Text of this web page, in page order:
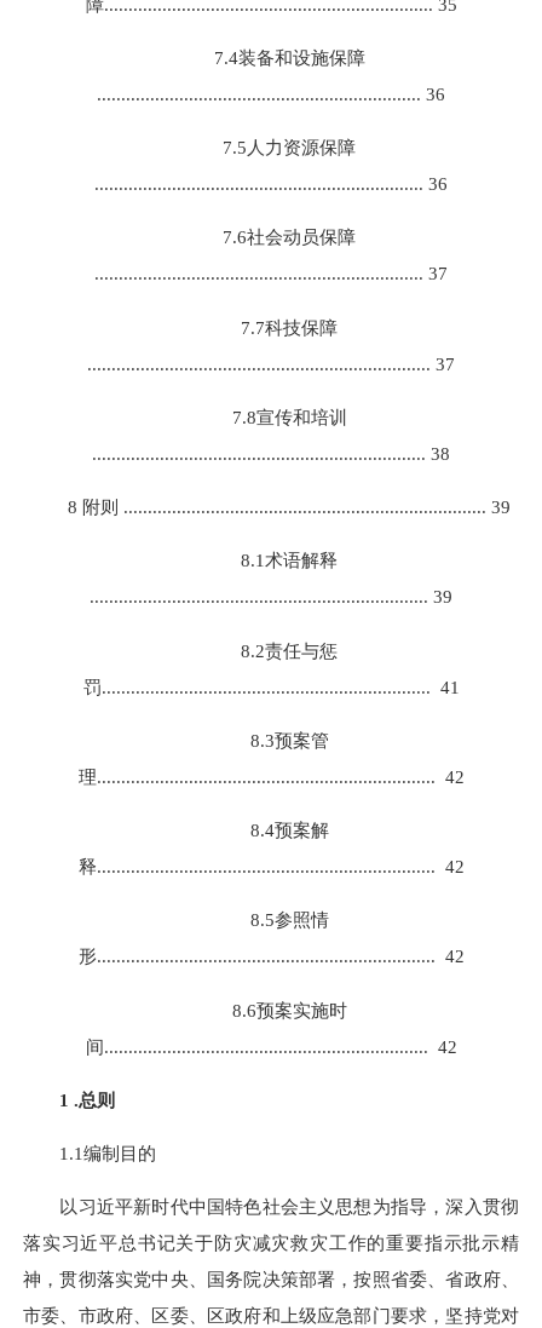
7.4装备和设施保障
................................................................... 36
7.5人力资源保障
.................................................................... 36
7.6社会动员保障
.................................................................... 37
7.7科技保障
....................................................................... 37
7.8宣传和培训
..................................................................... 38
8 附则 ........................................................................... 39
8.1术语解释
...................................................................... 39
8.2责任与惩
罚.................................................................... 41
8.3预案管
理...................................................................... 42
8.4预案解
释...................................................................... 42
8.5参照情
形...................................................................... 42
8.6预案实施时
间................................................................... 42
1 .总则
1.1编制目的
以习近平新时代中国特色社会主义思想为指导，深入贯彻
落实习近平总书记关于防灾减灾救灾工作的重要指示批示精
神，贯彻落实党中央、国务院决策部署，按照省委、省政府、
市委、市政府、区委、区政府和上级应急部门要求，坚持党对